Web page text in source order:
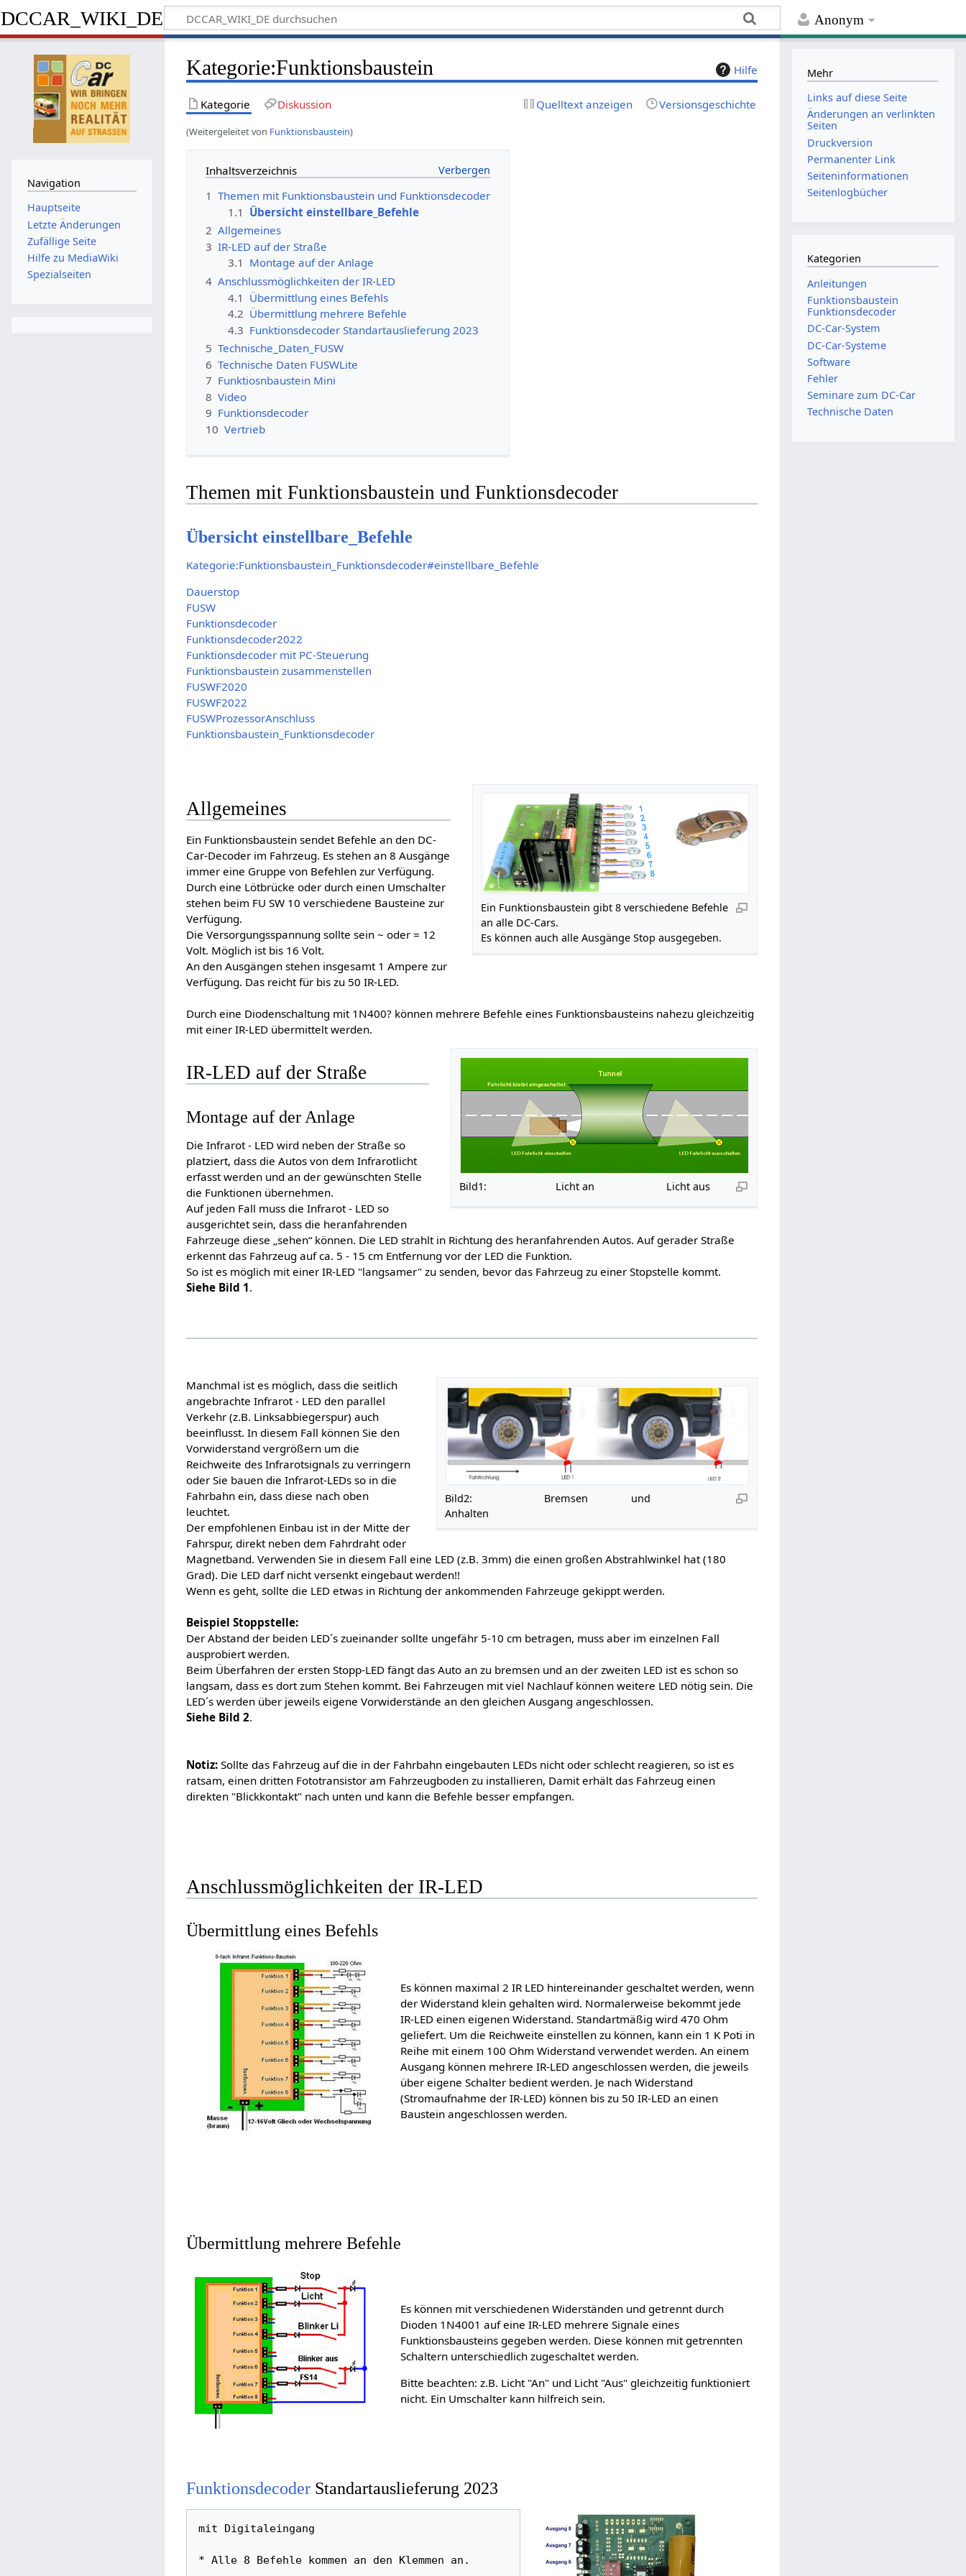
Anonym
DCCAR_WIKI_DE
Hilfe
Kategorie:Funktionsbaustein
Kategorie Diskussion Quelltext anzeigen Versionsgeschichte
(Weitergeleitet von Funktionsbaustein)
Inhaltsverzeichnis
1 Themen mit Funktionsbaustein und Funktionsdecoder
1.1 Übersicht einstellbare_Befehle
2 Allgemeines
3 IR-LED auf der Straße
3.1 Montage auf der Anlage
4 Anschlussmöglichkeiten der IR-LED
4.1 Übermittlung eines Befehls
4.2 Übermittlung mehrere Befehle
4.3 Funktionsdecoder Standartauslieferung 2023
5 Technische_Daten_FUSW
6 Technische Daten FUSWLite
7 Funktiosnbaustein Mini
8 Video
9 Funktionsdecoder
10 Vertrieb
Themen mit Funktionsbaustein und Funktionsdecoder
Übersicht einstellbare_Befehle
Kategorie:Funktionsbaustein_Funktionsdecoder#einstellbare_Befehle
Dauerstop
FUSW
Funktionsdecoder
Funktionsdecoder2022
Funktionsdecoder mit PC-Steuerung
Funktionsbaustein zusammenstellen
FUSWF2020
FUSWF2022
FUSWProzessorAnschluss
Funktionsbaustein_Funktionsdecoder
Ein Funktionsbaustein gibt 8 verschiedene Befehle
an alle DC-Cars.
Es können auch alle Ausgänge Stop ausgegeben.
Allgemeines
Ein Funktionsbaustein sendet Befehle an den DC-
Car-Decoder im Fahrzeug. Es stehen an 8 Ausgänge
immer eine Gruppe von Befehlen zur Verfügung.
Durch eine Lötbrücke oder durch einen Umschalter
stehen beim FU SW 10 verschiedene Bausteine zur
Verfügung.
Die Versorgungsspannung sollte sein ~ oder = 12
Volt. Möglich ist bis 16 Volt.
An den Ausgängen stehen insgesamt 1 Ampere zur
Verfügung. Das reicht für bis zu 50 IR-LED.
Durch eine Diodenschaltung mit 1N400? können mehrere Befehle eines Funktionsbausteins nahezu gleichzeitig
mit einer IR-LED übermittelt werden.
Bild1: Licht an Licht aus
IR-LED auf der Straße
Montage auf der Anlage
Die Infrarot - LED wird neben der Straße so
platziert, dass die Autos von dem Infrarotlicht
erfasst werden und an der gewünschten Stelle
die Funktionen übernehmen.
Auf jeden Fall muss die Infrarot - LED so
ausgerichtet sein, dass die heranfahrenden
Fahrzeuge diese „sehen“ können. Die LED strahlt in Richtung des heranfahrenden Autos. Auf gerader Straße
erkennt das Fahrzeug auf ca. 5 - 15 cm Entfernung vor der LED die Funktion.
So ist es möglich mit einer IR-LED "langsamer" zu senden, bevor das Fahrzeug zu einer Stopstelle kommt.
Siehe Bild 1.
Bild2: Bremsen und
Anhalten
Manchmal ist es möglich, dass die seitlich
angebrachte Infrarot - LED den parallel
Verkehr (z.B. Linksabbiegerspur) auch
beeinflusst. In diesem Fall können Sie den
Vorwiderstand vergrößern um die
Reichweite des Infrarotsignals zu verringern
oder Sie bauen die Infrarot-LEDs so in die
Fahrbahn ein, dass diese nach oben
leuchtet.
Der empfohlenen Einbau ist in der Mitte der
Fahrspur, direkt neben dem Fahrdraht oder
Magnetband. Verwenden Sie in diesem Fall eine LED (z.B. 3mm) die einen großen Abstrahlwinkel hat (180
Grad). Die LED darf nicht versenkt eingebaut werden!!
Wenn es geht, sollte die LED etwas in Richtung der ankommenden Fahrzeuge gekippt werden.
Beispiel Stoppstelle:
Der Abstand der beiden LED´s zueinander sollte ungefähr 5-10 cm betragen, muss aber im einzelnen Fall
ausprobiert werden.
Beim Überfahren der ersten Stopp-LED fängt das Auto an zu bremsen und an der zweiten LED ist es schon so
langsam, dass es dort zum Stehen kommt. Bei Fahrzeugen mit viel Nachlauf können weitere LED nötig sein. Die
LED´s werden über jeweils eigene Vorwiderstände an den gleichen Ausgang angeschlossen.
Siehe Bild 2.
Notiz: Sollte das Fahrzeug auf die in der Fahrbahn eingebauten LEDs nicht oder schlecht reagieren, so ist es
ratsam, einen dritten Fototransistor am Fahrzeugboden zu installieren, Damit erhält das Fahrzeug einen
direkten "Blickkontakt" nach unten und kann die Befehle besser empfangen.
Anschlussmöglichkeiten der IR-LED
Übermittlung eines Befehls
Es können maximal 2 IR LED hintereinander geschaltet werden, wenn
der Widerstand klein gehalten wird. Normalerweise bekommt jede
IR-LED einen eigenen Widerstand. Standartmäßig wird 470 Ohm
geliefert. Um die Reichweite einstellen zu können, kann ein 1 K Poti in
Reihe mit einem 100 Ohm Widerstand verwendet werden. An einem
Ausgang können mehrere IR-LED angeschlossen werden, die jeweils
über eigene Schalter bedient werden. Je nach Widerstand
(Stromaufnahme der IR-LED) können bis zu 50 IR-LED an einen
Baustein angeschlossen werden.
Übermittlung mehrere Befehle
Es können mit verschiedenen Widerständen und getrennt durch
Dioden 1N4001 auf eine IR-LED mehrere Signale eines
Funktionsbausteins gegeben werden. Diese können mit getrennten
Schaltern unterschiedlich zugeschaltet werden.
Bitte beachten: z.B. Licht "An" und Licht "Aus" gleichzeitig funktioniert
nicht. Ein Umschalter kann hilfreich sein.
Funktionsdecoder Standartauslieferung 2023
mit Digitaleingang
* Alle 8 Befehle kommen an den Klemmen an.
Navigation
Hauptseite
Letzte Änderungen
Zufällige Seite
Hilfe zu MediaWiki
Spezialseiten
Mehr
Links auf diese Seite
Änderungen an verlinkten
Seiten
Druckversion
Permanenter Link
Seiten­­informationen
Seitenlogbücher
Kategorien
Anleitungen
Funktionsbaustein
Funktionsdecoder
DC-Car-System
DC-Car-Systeme
Software
Fehler
Seminare zum DC-Car
Technische Daten